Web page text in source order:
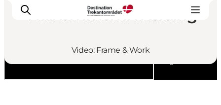
LEGOLAND® Billund Resort
Willkommen in Kolding
Video: Frame & Work